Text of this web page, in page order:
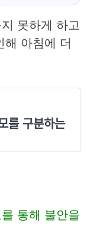
못하게 하고
해 아침에 더
를 구분하는
통해 불안을